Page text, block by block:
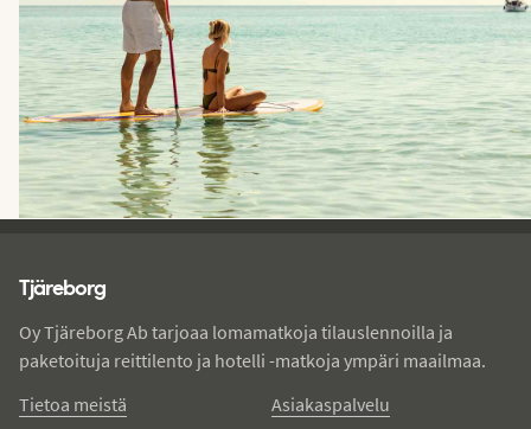
Tjäreborg
Oy Tjäreborg Ab tarjoaa lomamatkoja tilauslennoilla ja
paketoituja reittilento ja hotelli -matkoja ympäri maailmaa.
Tietoa meistä
Asiakaspalvelu